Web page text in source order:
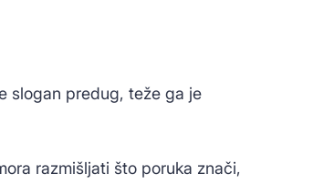
slogan predug, teže ga je
razmišljati što poruka znači,